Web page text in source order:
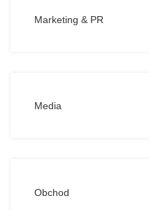
Marketing & PR
Media
Obchod